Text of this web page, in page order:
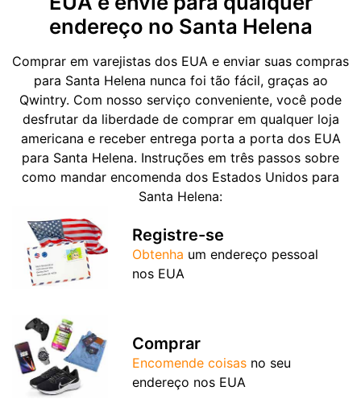
endereço no Santa Helena
Comprar em varejistas dos EUA e enviar suas compras
para Santa Helena nunca foi tão fácil, graças ao
Qwintry. Com nosso serviço conveniente, você pode
desfrutar da liberdade de comprar em qualquer loja
americana e receber entrega porta a porta dos EUA
para Santa Helena. Instruções em três passos sobre
como mandar encomenda dos Estados Unidos para
Santa Helena:
Registre-se
Obtenha um endereço pessoal
nos EUA
Comprar
Encomende coisas no seu
endereço nos EUA